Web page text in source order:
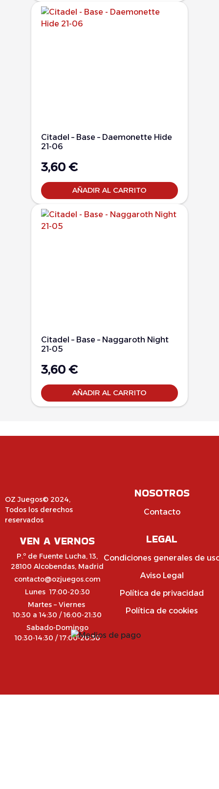
Citadel – Base – Daemonette Hide
21-06
3,60 €
AÑADIR AL CARRITO
Citadel – Base – Naggaroth Night
21-05
3,60 €
AÑADIR AL CARRITO
OZ Juegos© 2024,
Todos los derechos
reservados
VEN A VERNOS
P.º de Fuente Lucha, 13,
28100 Alcobendas, Madrid
contacto@ozjuegos.com
Lunes 17:00-20:30
Martes – Viernes
10:30 a 14:30 / 16:00-21:30
Sabado-Domingo
10:30-14:30 / 17:00-20:30
NOSOTROS
Contacto
LEGAL
Condiciones generales de
Aviso Legal
Política de privacidad
Política de cookies